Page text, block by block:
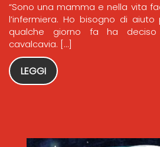
“Sono una mamma e nella vita
l’infermiera. Ho bisogno di
qualche giorno fa ha
cavalcavia. […]
LEGGI